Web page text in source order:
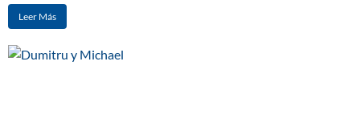
Leer Más